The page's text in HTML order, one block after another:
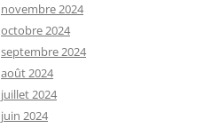
novembre 2024
octobre 2024
septembre 2024
août 2024
juillet 2024
juin 2024